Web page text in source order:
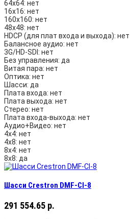
64х64: нет
16х16: нет
160х160: нет
48х48: нет
HDCP (для плат входа и выхода): нет
Балансное аудио: нет
3G/HD-SDI: нет
Без управления: да
Витая пара: нет
Оптика: нет
Шасси: да
Плата входа: нет
Плата выхода: нет
Стерео: нет
Плата входа-выхода: нет
Аудио+Видео: нет
4х4: нет
4х8: нет
8х4: нет
8х8: да
Шасси Crestron DMF-CI-8
291 554.65 р.